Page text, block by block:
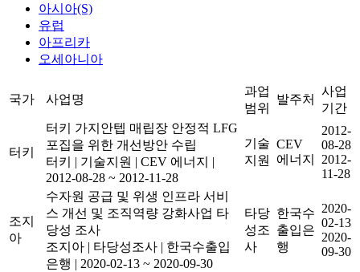
아시아(S)
유럽
아프리카
오세아니아
국가 사업명
과업
범위
발주처
사업
기간
터키
터키 가지안텝 매립장 안정적 LFG
포집을 위한 개선방안 수립
터키
| 기술지원 | CEV 에너지
|
2012-08-28 ~ 2012-11-28
기술
지원
CEV
에너지
2012-
08-28
2012-
11-28
조지
아
수자원 공급 및 위생 인프라 서비
스 개선 및 조직역량 강화사업 타
당성 조사
조지아 | 타당성조사 | 한국수출입
은행 | 2020-02-13 ~ 2020-09-30
타당
성조
사
한국수
출입은
행
2020-
02-13
2020-
09-30